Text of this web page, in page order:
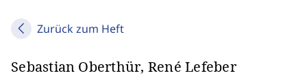
Zurück zum Heft
Sebastian Oberthür, René Lefeber